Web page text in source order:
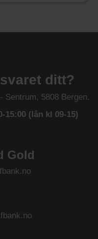
ditt?
Sentrum, 5808 Bergen.
15:00 (lån kl 09-15)
Gold